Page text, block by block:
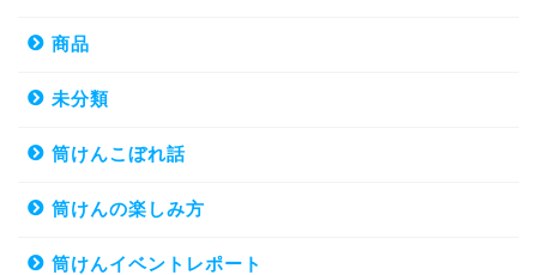
商品
未分類
筒けんこぼれ話
筒けんの楽しみ方
筒けんイベントレポート